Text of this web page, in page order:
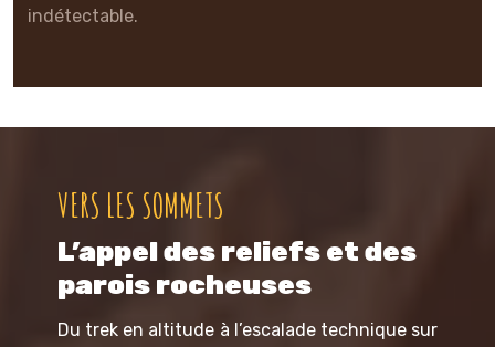
indétectable.
VERS LES SOMMETS
L’appel des reliefs et des
parois rocheuses
Du trek en altitude à l’escalade technique sur